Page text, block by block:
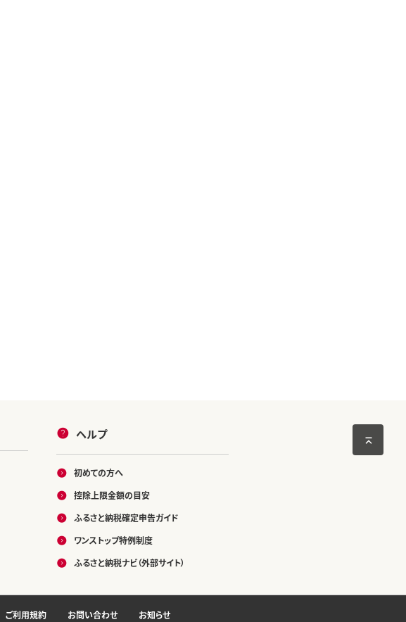
ヘルプ
初めての方へ
控除上限金額の目安
ふるさと納税確定申告ガイド
ワンストップ特例制度
ふるさと納税ナビ（外部サイト）
ご利用規約 お問い合わせ お知らせ